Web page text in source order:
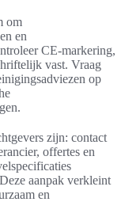
om
en
CE-markering,
vast. Vraag
op
zijn: contact
offertes en
aanpak verkleint
en